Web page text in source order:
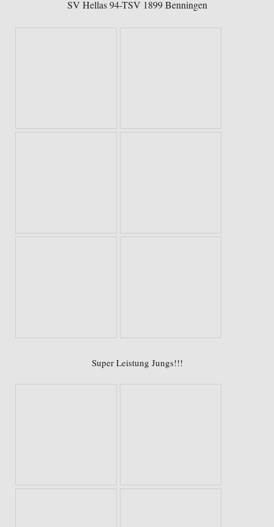
SV Hellas 94-TSV 1899 Benningen
Super Leistung Jungs!!!